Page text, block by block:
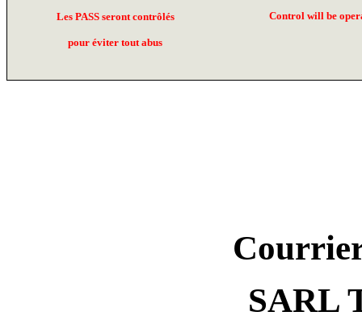
Les PASS seront contrôlés
pour éviter tout abus
Control will be
SARL